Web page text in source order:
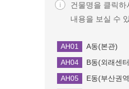
건물명을 클릭하
내용을 보실 수
AH01
A동(본관)
AH04
B동(외래센
AH05
E동(부산권